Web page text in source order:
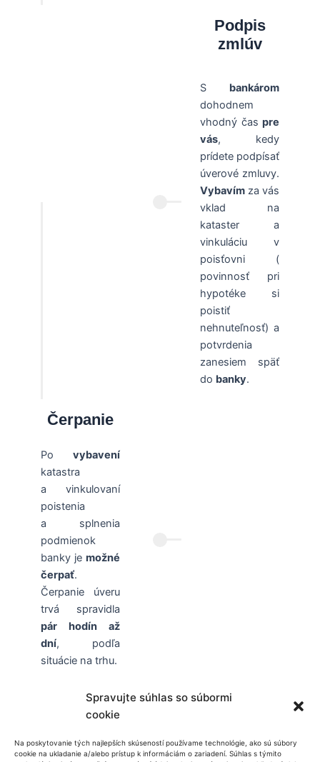
Spravujte súhlas so súbormi
cookie
Na poskytovanie tých najlepších skúseností používame technológie, ako sú súbory
cookie na ukladanie a/alebo prístup k informáciám o zariadení. Súhlas s týmito
Podpis
zmlúv
S bankárom
dohodnem
vhodný časpre
vás, kedy
prídete podpísať
úverové zmluvy.
Vybavímza vás
vklad na
kataster a
vinkuláciu v
poisťovni (
povinnosť pri
hypotéke si
poistiť
nehnuteľnosť) a
potvrdenia
zanesiem späť
do banky.
Čerpanie
Po vybavení
katastra
a vinkulovaní
poistenia
a splnenia
podmienok
banky je možné
čerpať.
Čerpanie úveru
trvá spravidla
pár hodín až
dní, podľa
situácie na trhu.
Inteligentná